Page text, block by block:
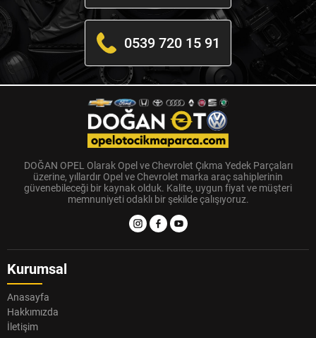
0539 720 15 91
DOĞAN OPEL Olarak Opel ve Chevrolet Çıkma Yedek Parçaları
üzerine, yıllardır Opel ve Chevrolet marka araç sahiplerinin
güvenebileceği bir kaynak olduk. Kalite, uygun fiyat ve müşteri
memnuniyeti odaklı bir şekilde çalışıyoruz.
Kurumsal
Anasayfa
Hakkımızda
İletişim